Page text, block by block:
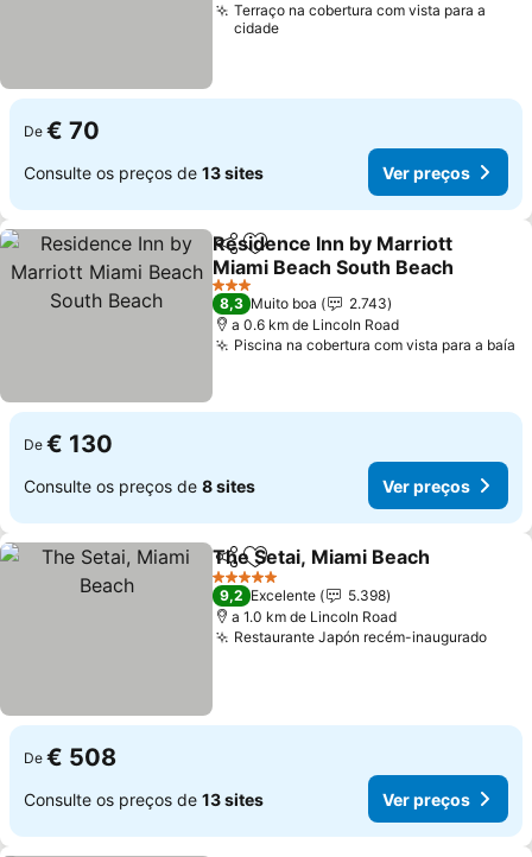
Terraço na cobertura com vista para a
cidade
De € 70
Consulte os preços de 13 sites Ver preços
PartilharAdicionar aos favoritos
Residence Inn by Marriott
Miami Beach South Beach
3 Estrelas
8,3 Muito boa
2.743
a 0.6 km de Lincoln Road
Piscina na cobertura com vista para a baía
De € 130
Consulte os preços de 8 sites Ver preços
PartilharAdicionar aos favoritos
The Setai, Miami Beach
5 Estrelas
9,2 Excelente
5.398
a 1.0 km de Lincoln Road
Restaurante Japón recém-inaugurado
De € 508
Consulte os preços de 13 sites Ver preços